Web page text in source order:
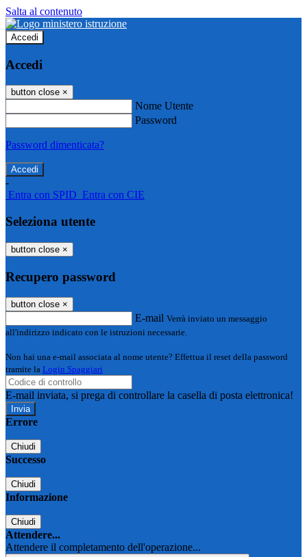
Salta al contenuto
Accedi
Accedi
button close ×
Nome Utente
Password
Password dimenticata?
-
Entra con SPID Entra con CIE
Seleziona utente
button close ×
Recupero password
button close ×
E-mail Verrà inviato un messaggio
all'indirizzo indicato con le istruzioni necessarie.
Non hai una e-mail associata al nome utente? Effettua il reset della password
tramite la Login Spaggiari
E-mail inviata, si prega di controllare la casella di posta elettronica!
Errore
Chiudi
Successo
Chiudi
Informazione
Chiudi
Attendere...
Attendere il completamento dell'operazione...